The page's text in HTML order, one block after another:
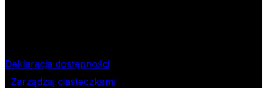
Deklaracja dostępności
Zarządzaj ciasteczkami